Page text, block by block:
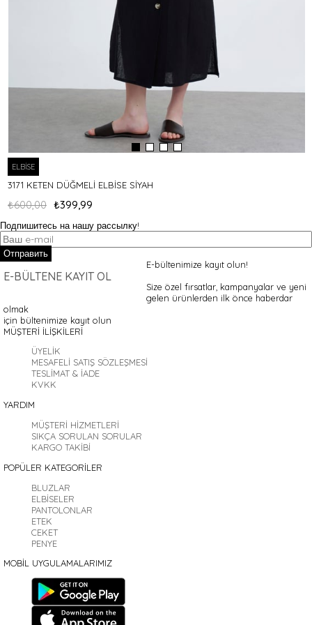
ELBİSE
3171 KETEN DÜĞMELİ ELBİSE SİYAH
₺399,99
₺600,00
Подпишитесь на нашу рассылку!
Отправить
E-BÜLTENE KAYIT OL
E-bültenimize kayıt olun!
Size özel fırsatlar, kampanyalar ve yeni
gelen ürünlerden ilk önce haberdar
olmak
için bültenimize kayıt olun
MÜŞTERİ İLİŞKİLERİ
ÜYELİK
MESAFELİ SATIŞ SÖZLEŞMESİ
TESLİMAT & İADE
KVKK
YARDIM
MÜŞTERİ HİZMETLERİ
SIKÇA SORULAN SORULAR
KARGO TAKİBİ
POPÜLER KATEGORİLER
BLUZLAR
ELBİSELER
PANTOLONLAR
ETEK
CEKET
PENYE
MOBİL UYGULAMALARIMIZ